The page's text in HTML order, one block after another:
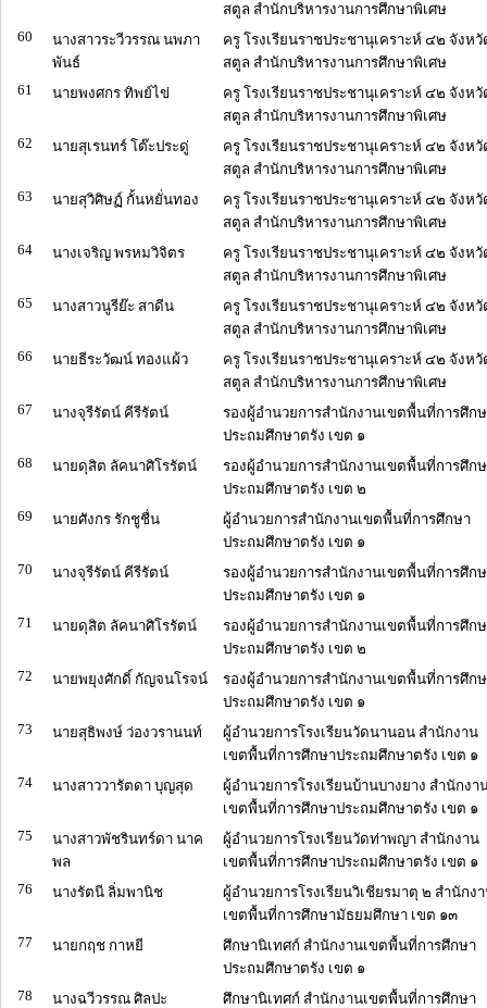
สตูล สำนักบริหารงานการศึกษาพิเศษ
60
นางสาวระวีวรรณ นพภา
พันธ์
ครู โรงเรียนราชประชานุเคราะห์ ๔๒ จังหวั
สตูล สำนักบริหารงานการศึกษาพิเศษ
61
นายพงศกร ทิพย์ไข่
ครู โรงเรียนราชประชานุเคราะห์ ๔๒ จังหวั
สตูล สำนักบริหารงานการศึกษาพิเศษ
62
นายสุเรนทร์ โต๊ะประดู่
ครู โรงเรียนราชประชานุเคราะห์ ๔๒ จังหวั
สตูล สำนักบริหารงานการศึกษาพิเศษ
63
นายสุวิศิษฏ์ กั้นหยั่นทอง
ครู โรงเรียนราชประชานุเคราะห์ ๔๒ จังหวั
สตูล สำนักบริหารงานการศึกษาพิเศษ
64
นางเจริญ พรหมวิจิตร
ครู โรงเรียนราชประชานุเคราะห์ ๔๒ จังหวั
สตูล สำนักบริหารงานการศึกษาพิเศษ
65
นางสาวนูรีย๊ะ สาดีน
ครู โรงเรียนราชประชานุเคราะห์ ๔๒ จังหวั
สตูล สำนักบริหารงานการศึกษาพิเศษ
66
นายธีระวัฒน์ ทองแผ้ว
ครู โรงเรียนราชประชานุเคราะห์ ๔๒ จังหวั
สตูล สำนักบริหารงานการศึกษาพิเศษ
67
นางจุรีรัตน์ คีรีรัตน์
รองผู้อำนวยการสำนักงานเขตพื้นที่การศึก
ประถมศึกษาตรัง เขต ๑
68
นายดุสิต ลัคนาศิโรรัตน์
รองผู้อำนวยการสำนักงานเขตพื้นที่การศึก
ประถมศึกษาตรัง เขต ๒
69
นายศังกร รักชูชื่น
ผู้อำนวยการสำนักงานเขตพื้นที่การศึกษา
ประถมศึกษาตรัง เขต ๑
70
นางจุรีรัตน์ คีรีรัตน์
รองผู้อำนวยการสำนักงานเขตพื้นที่การศึก
ประถมศึกษาตรัง เขต ๑
71
นายดุสิต ลัคนาศิโรรัตน์
รองผู้อำนวยการสำนักงานเขตพื้นที่การศึก
ประถมศึกษาตรัง เขต ๒
72
นายพยุงศักดิ์ กัญจนโรจน์
รองผู้อำนวยการสำนักงานเขตพื้นที่การศึก
ประถมศึกษาตรัง เขต ๑
73
นายสุธิพงษ์ ว่องวรานนท์
ผู้อำนวยการโรงเรียนวัดนานอน สำนักงาน
เขตพื้นที่การศึกษาประถมศึกษาตรัง เขต ๑
74
นางสาววารัตดา บุญสุด
ผู้อำนวยการโรงเรียนบ้านบางยาง สำนักงา
เขตพื้นที่การศึกษาประถมศึกษาตรัง เขต ๑
75
นางสาวพัชรินทร์ดา นาค
พล
ผู้อำนวยการโรงเรียนวัดท่าพญา สำนักงาน
เขตพื้นที่การศึกษาประถมศึกษาตรัง เขต ๑
76
นางรัตนี ลิ่มพานิช
ผู้อำนวยการโรงเรียนวิเชียรมาตุ ๒ สำนักง
เขตพื้นที่การศึกษามัธยมศึกษา เขต ๑๓
77
นายกฤช กาหยี
ศึกษานิเทศก์ สำนักงานเขตพื้นที่การศึกษา
ประถมศึกษาตรัง เขต ๑
78
นางฉวีวรรณ ศิลปะ
ศึกษานิเทศก์ สำนักงานเขตพื้นที่การศึกษา